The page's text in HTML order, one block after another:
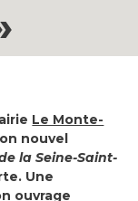
Le Monte-
nouvel
la Seine-Saint-
Une
ouvrage